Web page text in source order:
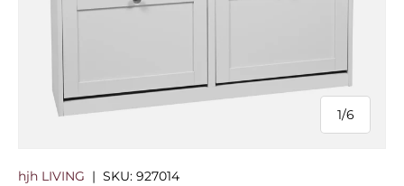
1/
von
6
hjh LIVING | SKU: 927014